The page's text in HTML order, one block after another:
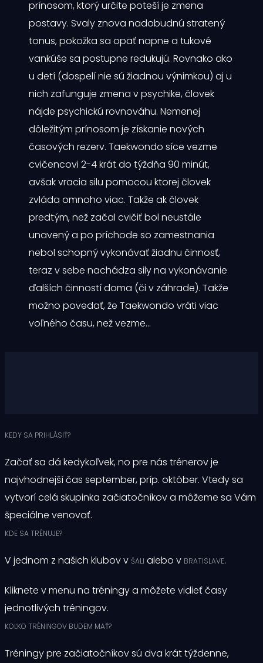
prínosom, ktorý určite poteší je zmena
postavy. Svaly znova nadobudnú stratený
tonus, pokožka sa opäť napne a tukové
vankúše sa postupne redukujú. Rovnako ako
u detí (dospelí nie sú žiadnou výnimkou) aj u
nich zafunguje zmena v psychike, človek
nájde psychickú rovnováhu. Nemenej
dôležitým prínosom je získanie nových
časových rezerv. Taekwondo síce vezme
cvičencovi 2-4 krát do týždňa 90 minút,
avšak vracia silu pomocou ktorej človek
zvláda omnoho viac. Takže ak človek
predtým, než začal cvičiť bol neustále
unavený a po príchode so zamestnania
nebol schopný vykonávať žiadnu činnosť,
teraz v sebe nachádza sily na vykonávanie
ďalších činností doma (či v záhrade). Takže
možno povedať, že Taekwondo vráti viac
voľného času, než vezme…
KEDY SA PRIHLÁSIŤ?
Začať sa dá kedykoľvek, no pre nás trénerov je
najvhodnejší čas september, príp. október. Vtedy sa
vytvorí celá skupinka začiatočníkov a môžeme sa Vám
špeciálne venovať.
KDE SA TRÉNUJE?
V jednom z našich klubov v ŠALI alebo v BRATISLAVE.
Kliknete v menu na tréningy a môžete vidieť časy
jednotlivých tréningov.
KOĽKO TRÉNINGOV BUDEM MAŤ?
Tréningy pre začiatočníkov sú dva krát týždenne,